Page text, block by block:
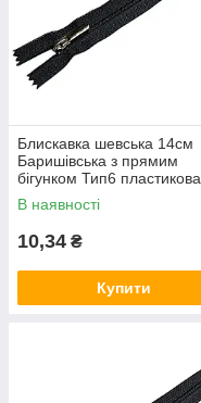
Блискавка шевська 14см
Баришівська з прямим
бігунком Тип6 пластикова
взуттєва
В наявності
10,34 ₴
Купити